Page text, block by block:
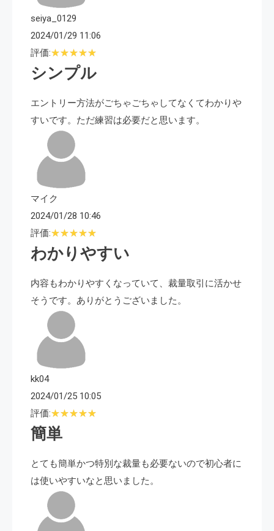
seiya_0129
2024/01/29 11:06
評価:
シンプル
エントリー方法がごちゃごちゃしてなくてわかりや
すいです。ただ練習は必要だと思います。
マイク
2024/01/28 10:46
評価:
わかりやすい
内容もわかりやすくなっていて、裁量取引に活かせ
そうです。ありがとうございました。
kk04
2024/01/25 10:05
評価:
簡単
とても簡単かつ特別な裁量も必要ないので初心者に
は使いやすいなと思いました。